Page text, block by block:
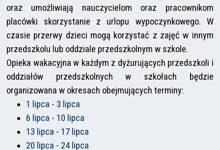
oraz umożliwiają nauczycielom oraz pracownikom
placówki skorzystanie z urlopu wypoczynkowego. W
czasie przerwy dzieci mogą korzystać z zajęć w innym
przedszkolu lub oddziale przedszkolnym w szkole.
Opieka wakacyjna w każdym z dyżurujących przedszkoli i
oddziałów przedszkolnych w szkołach będzie
organizowana w okresach obejmujących terminy:
1 lipca - 3 lipca
6 lipca - 10 lipca
13 lipca - 17 lipca
20 lipca - 24 lipca